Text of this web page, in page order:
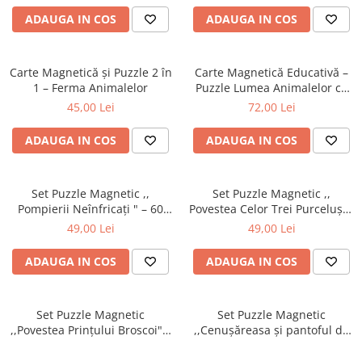
ADAUGA IN COS ADAUGA IN COS
Carte Magnetică și Puzzle 2 în
1 – Ferma Animalelor
45,00 Lei
ADAUGA IN COS
Carte Magnetică Educativă –
Puzzle Lumea Animalelor cu
45 Piese Magnetice
72,00 Lei
ADAUGA IN COS
Set Puzzle Magnetic ,,
Pompierii Neînfricați " – 60
Piese
49,00 Lei
ADAUGA IN COS
Set Puzzle Magnetic ,,
Povestea Celor Trei Purceluși "
– 60 Piese
49,00 Lei
ADAUGA IN COS
Set Puzzle Magnetic
,,Povestea Prințului Broscoi" –
Set Puzzle Magnetic
,,Cenușăreasa și pantoful de